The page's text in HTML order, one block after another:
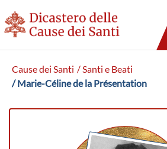
Cause dei Santi / Santi e Beati
/ Marie-Céline de la Présentation